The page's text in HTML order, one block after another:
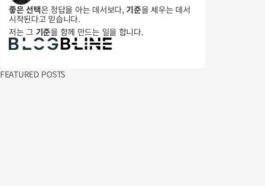
좋은 선택은 정답을 아는 데서보다, 기준을 세우는 데서
시작된다고 믿습니다.
저는 그 기준을 함께 만드는 일을 합니다.
FEATURED POSTS